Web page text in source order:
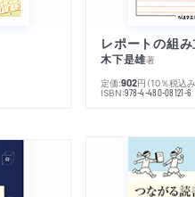
レポートの組
木下是雄著
定価:902円 （10％税込み
ISBN:978-4-480-08121-6